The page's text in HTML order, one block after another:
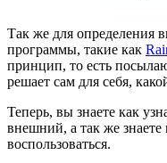
Так же для определения
программы, такие как
принцип, то есть
решает сам для себя,
Теперь, вы знаете как
внешний, а так же
воспользоваться.